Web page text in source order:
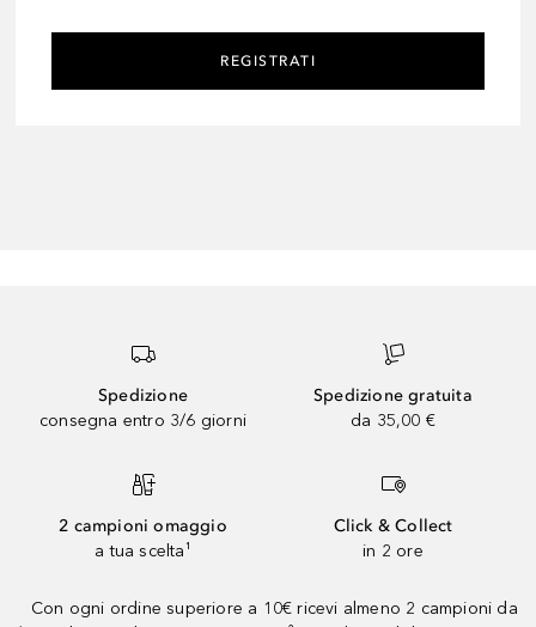
REGISTRATI
Spedizione
consegna entro 3/6 giorni
Spedizione gratuita
da 35,00 €
2 campioni omaggio
a tua scelta¹
Click & Collect
in 2 ore
Con ogni ordine superiore a 10€ ricevi almeno 2 campioni da